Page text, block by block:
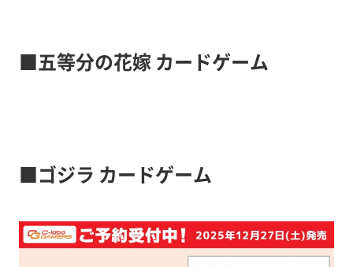
■五等分の花嫁 カードゲーム
■ゴジラ カードゲーム